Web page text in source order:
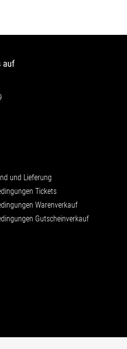
auf
und Lieferung
Tickets
Warenverkauf
Gutscheinverkauf